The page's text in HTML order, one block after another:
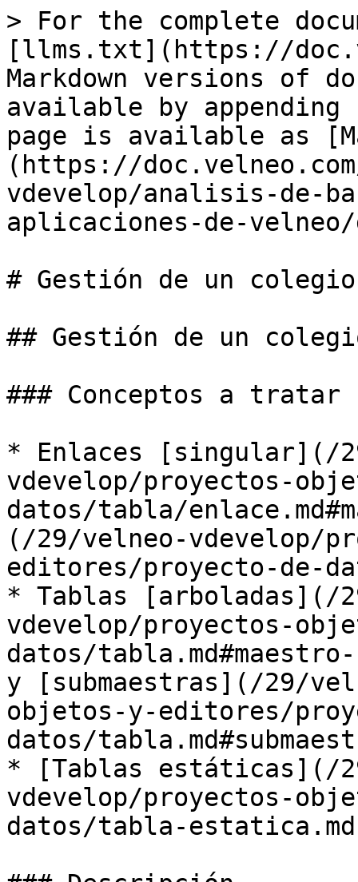
> For the complete
[llms.txt](https://
Markdown versions of
available by
page is available as
(https://
vdevelop/analisis-de-
aplicaciones-de-
# Gestión de un colegio
## Gestión de un
### Conceptos a tratar
* Enlaces [singular](/
vdevelop/proyectos-
datos/tabla/
(/29/velneo-vdevelop/
editores/proyecto-de-
* Tablas [arboladas](/
vdevelop/proyectos-
datos/
y [submaestras](/29/
objetos-y-editores/
datos/
* [Tablas estáticas](/
vdevelop/proyectos-
datos/tabla-